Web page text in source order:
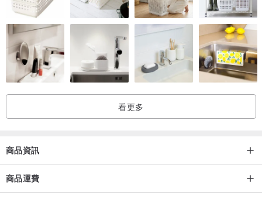
看更多
商品資訊
商品運費